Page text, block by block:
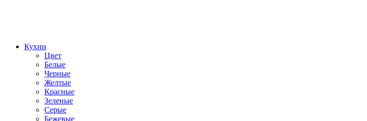
Кухни
Цвет
Белые
Черные
Желтые
Красные
Зеленые
Серые
Бежевые